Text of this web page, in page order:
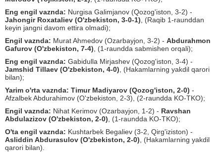
Eng engil vaznda: Nurgisa Galimjanov (Qozog'iston, 3-2) -
Jahongir Roxataliev (O'zbekiston, 3-0-1) , (Raqib 1-raunddan
keyin jangni davom ettira olmadi);
Engil vaznda: Murat Ahmedov (Ozarbayjon, 3-2) - Abdurahmon
Gafurov (O'zbekiston, 7-4) , (1-raundda sabmishen orqali);
Eng engil vaznda: Gabidulla Mirjashev (Qozog'iston, 3-4) -
Jamshid Tillaev (O'zbekiston, 4-0) , (Hakamlarning yakdil qarori
bilan);
Yarim o'rta vaznda: Timur Madiyarov (Qozog'iston, 2-0) -
Afzalbek Abdurahimov (O'zbekiston, 2-3), (2-raundda KO-TKO);
Engil vaznda: Nihat Kerimov (Ozarbayjon, 1-2) - Ravshan
Abdulazizov (O'zbekiston, 2-0) , (1-raundda KO-TKO);
O'ta engil vaznda: Kushtarbek Begaliev (3-2, Qirg'iziston) -
Asliddin Abdurasulov (O'zbekiston, 2-0) , (Hakamlarning yakdil
qarori bilan).